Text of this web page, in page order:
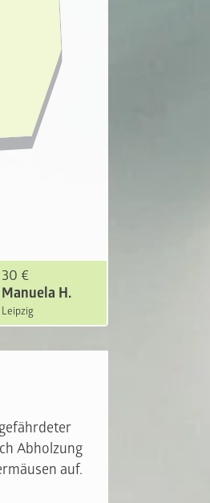
30 €
Manuela H.
Leipzig
Abholzung
auf.